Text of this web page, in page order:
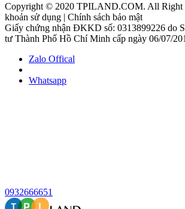
Copyright © 2020 TPILAND.COM. All Right
khoản sử dụng | Chính sách bảo mật
Giấy chứng nhận ĐKKD số: 0313899226 do
tư Thành Phố Hồ Chí Minh cấp ngày 06/07/
Zalo Offical
Whatsapp
0932666651